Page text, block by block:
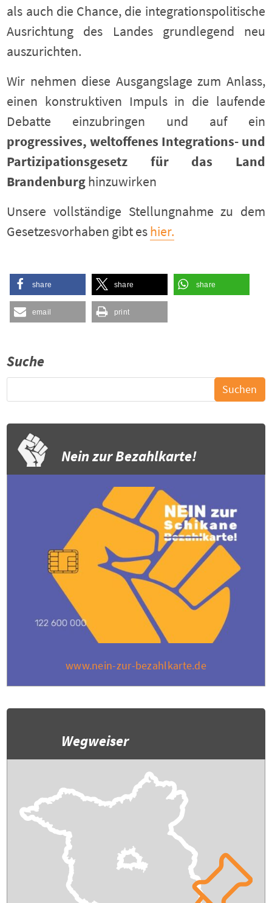
als auch die Chance, die integrationspolitische
Ausrichtung des Landes grundlegend neu
auszurichten.
Wir nehmen diese Ausgangslage zum Anlass,
einen konstruktiven Impuls in die laufende
Debatte einzubringen und auf ein
progressives, weltoffenes Integrations- und
Partizipationsgesetz für das Land
Brandenburghinzuwirken
Unsere vollständige Stellungnahme zu dem
Gesetzesvorhaben gibt eshier.
share share share
email print
Suche
Nein zur Bezahlkarte!
www.nein-zur-bezahlkarte.de
Wegweiser